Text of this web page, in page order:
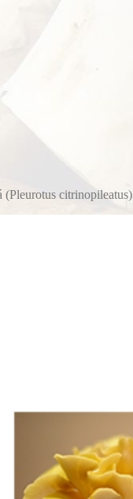
citrinopileatus)